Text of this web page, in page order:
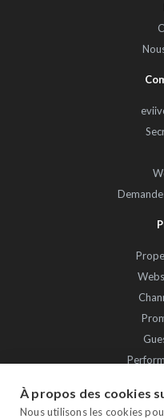
À propos des cookies
Nous utilisons les cookies